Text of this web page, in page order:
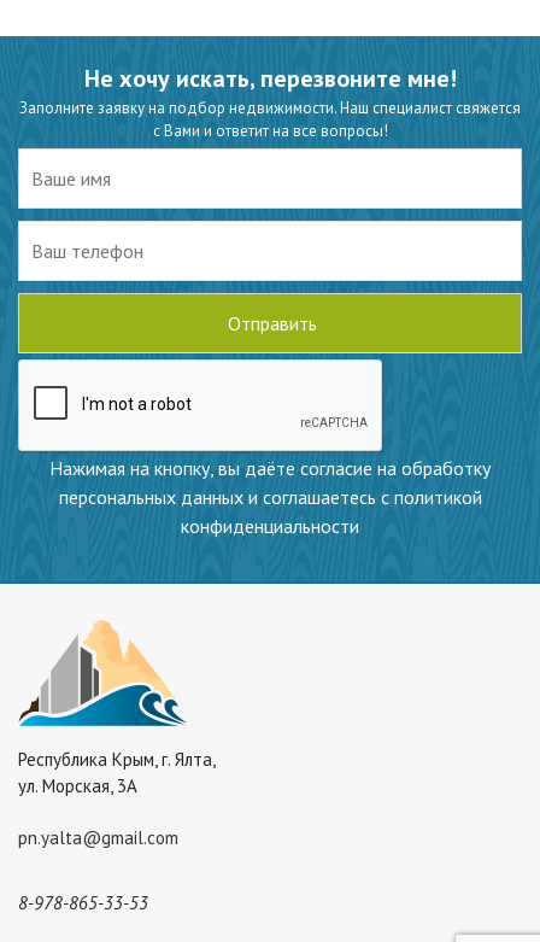
Не хочу искать, перезвоните мне!
Заполните заявку на подбор недвижимости. Наш специалист свяжется
с Вами и ответит на все вопросы!
Нажимая на кнопку, вы даёте согласие на обработку
персональных данных и соглашаетесь с политикой
конфиденциальности
Республика Крым, г. Ялта,
ул. Морская, 3А
pn.yalta@gmail.com
8-978-865-33-53